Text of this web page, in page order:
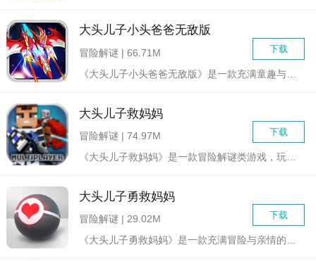
大头儿子小头爸爸无敌版
下载
冒险解谜 | 66.71M
大头儿子救妈妈
下载
冒险解谜 | 74.97M
《大头儿子救妈妈》是一款冒险解谜类游戏，玩家将扮演大头儿子，...
大头儿子勇救妈妈
下载
冒险解谜 | 29.02M
《大头儿子勇救妈妈》是一款充满冒险与亲情的休闲益智解谜游戏。...